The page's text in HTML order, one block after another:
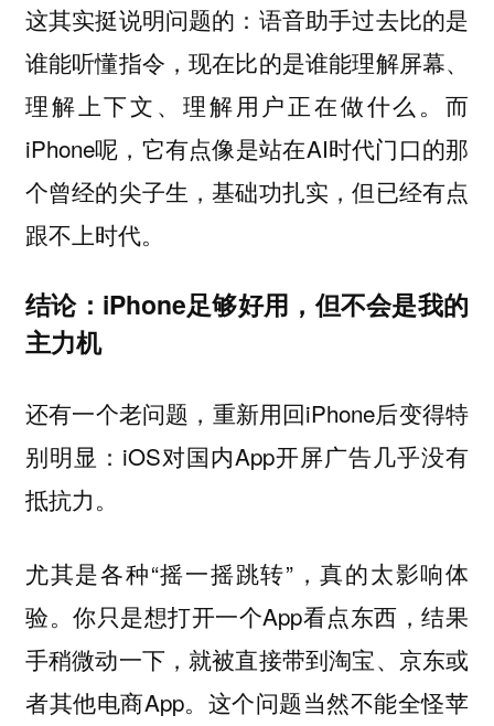
这其实挺说明问题的：语音助手过去比的是
谁能听懂指令，现在比的是谁能理解屏幕、
理解上下文、理解用户正在做什么。而
iPhone呢，它有点像是站在AI时代门口的那
个曾经的尖子生，基础功扎实，但已经有点
跟不上时代。
结论：iPhone足够好用，但不会是我的
主力机
还有一个老问题，重新用回iPhone后变得特
别明显：iOS对国内App开屏广告几乎没有
抵抗力。
尤其是各种“摇一摇跳转”，真的太影响体
验。你只是想打开一个App看点东西，结果
手稍微动一下，就被直接带到淘宝、京东或
者其他电商App。这个问题当然不能全怪苹